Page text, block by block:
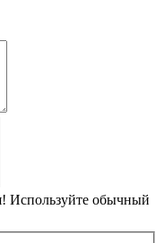
Используйте обычный